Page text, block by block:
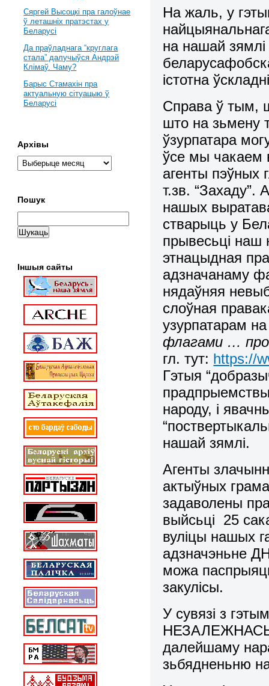
На жаль, у
на нашай
істотна
Справа ў тым,
што на зьмену
ўзурпатара
ўсе мы чакаем
агенты пэўных
т.зв. “Захаду”.
нашых
стварыць у
прывесьці наш
этнацыдная
адзначанаму
нядаўняя
слоўная
узурпатарам
флагами …
гл. тут: https://
Гэтыя
народу, і
нашай зямлі.
Агенты
актыўных
задаволены
выйсьці 25
вуліцы нашых
адзначэньне
можа
закулісы.
У сувязі з
далейшаму
зьбядненьню
Сяргей Высоцкі пра галоўнае
ў леташніх пратэстах у
Беларусі
Да праўладнага “круглага
стала” далучыўся Андрэй
Клімаў. Чаму?
Барыс Стамахін пра
актуальную сітуацыю ў
Беларусі
Архівы
Пошук
Іншыя сайты